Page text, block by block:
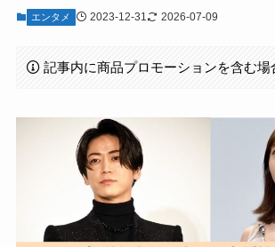
エンタメ 2023-12-31 2026-07-09
記事内に商品プロモーションを含む場